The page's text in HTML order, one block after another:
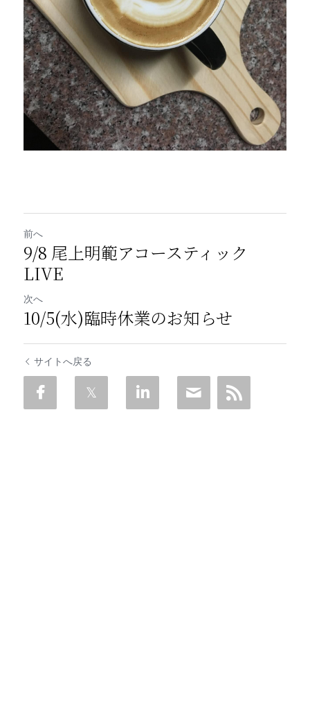
前へ
9/8 尾上明範アコースティック
LIVE
次へ
10/5(水)臨時休業のお知らせ
サイトへ戻る